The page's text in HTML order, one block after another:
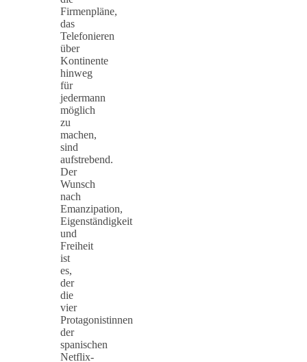
Firmenpläne,
das
Telefonieren
über
Kontinente
hinweg
für
jedermann
möglich
zu
machen,
sind
aufstrebend.
Der
Wunsch
nach
Emanzipation,
Eigenständigkeit
und
Freiheit
ist
es,
der
die
vier
Protagonistinnen
der
spanischen
Netflix-